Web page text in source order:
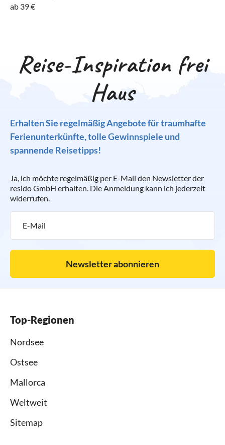
ab 39 €
Reise-Inspiration frei
Haus
Erhalten Sie regelmäßig Angebote für traumhafte
Ferienunterkünfte, tolle Gewinnspiele und
spannende Reisetipps!
Ja, ich möchte regelmäßig per E-Mail den Newsletter der
resido GmbH erhalten. Die Anmeldung kann ich jederzeit
widerrufen.
Newsletter abonnieren
Top-Regionen
Nordsee
Ostsee
Mallorca
Weltweit
Sitemap